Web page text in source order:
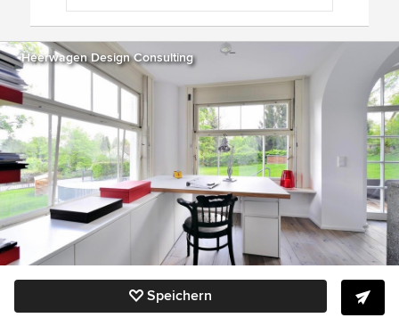
Heerwagen Design Consulting
Speichern